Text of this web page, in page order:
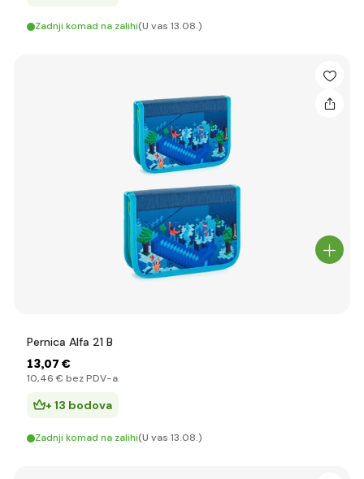
Zadnji komad na zalihi(U vas 13.08.)
Pernica Alfa 21 B
13,07 €
10,46 € bez PDV-a
+ 13 bodova
Zadnji komad na zalihi(U vas 13.08.)